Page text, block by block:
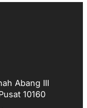
Abang III
10160